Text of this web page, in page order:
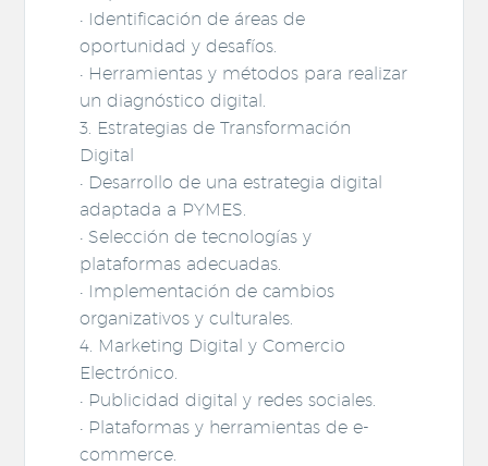
• Identificación de áreas de
oportunidad y desafíos.
• Herramientas y métodos para realizar
un diagnóstico digital.
3. Estrategias de Transformación
Digital
• Desarrollo de una estrategia digital
adaptada a PYMES.
• Selección de tecnologías y
plataformas adecuadas.
• Implementación de cambios
organizativos y culturales.
4. Marketing Digital y Comercio
Electrónico.
• Publicidad digital y redes sociales.
• Plataformas y herramientas de e-
commerce.